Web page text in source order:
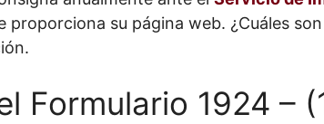
proporciona su página web. ¿Cuáles
Formulario 1924 –